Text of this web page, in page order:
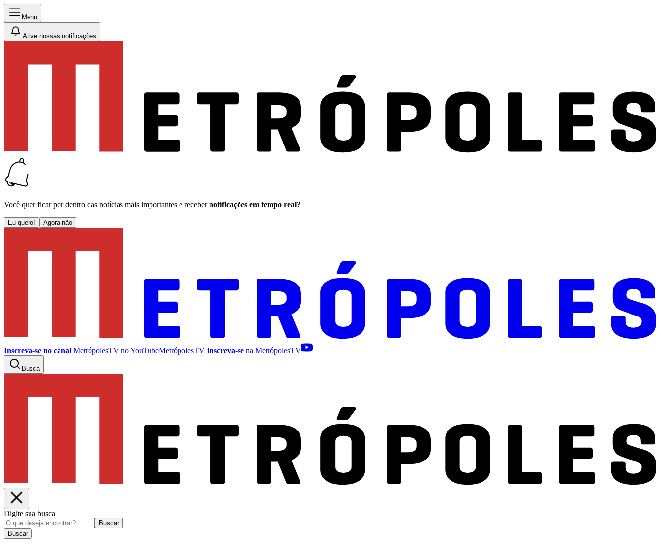
Menu
Ative nossas notificações
Você quer ficar por dentro das notícias mais importantes e receber notificações em tempo real?
Eu quero! Agora não
Inscreva-se no canal MetrópolesTV noYouTubeMetrópolesTV Inscreva-se na MetrópolesTV
Busca
Digite sua busca
Buscar
Buscar